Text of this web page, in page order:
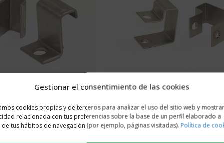
Gestionar el consentimiento de las cookies
cookies propias y de terceros para analizar el uso del sitio web y
relacionada con tus preferencias sobre la base de un perfil elaborado a
tus hábitos de navegación (por ejemplo, páginas visitadas). Política de
mm para altura 30
Fijación tipo C